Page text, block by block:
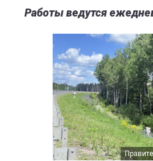
Работы ведутся